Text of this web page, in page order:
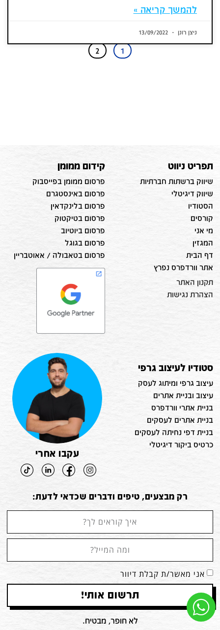
להמשך קריאה »
ניצן רונן
1
2
תפריט ניווט
שיווק ברשתות חברתיות
שיווק דיגיטלי
הסטודיו
קורסים
מי אני
המגזין
דף הבית
אתר וורדפרס נפרץ
תקנון האתר
הצהרת נגישות
קידום ממומן
פרסום ממומן בפייסבוק
פרסום באינסטגרם
פרסום בלינקדאין
פרסום בטיקטוק
פרסום ביוטיוב
פרסום בגוגל
פרסום בטאבולה / אאוטבריין
סטודיו לעיצוב גרפי
עיצוב גרפי ומיתוג לעסק
עיצוב ובניית אתרים
בניית אתרי וורדפרס
בניית אתרים לעסקים
בניית דפי נחיתה לעסקים
כרטיס ביקור דיגיטלי
עקבו אחרי
רק מבצעים, טיפים ודברים שכדאי לדעת:
אני מאשר/ת קבלת דיוור
תרשום אותי!
לא חופר, מבטיח.